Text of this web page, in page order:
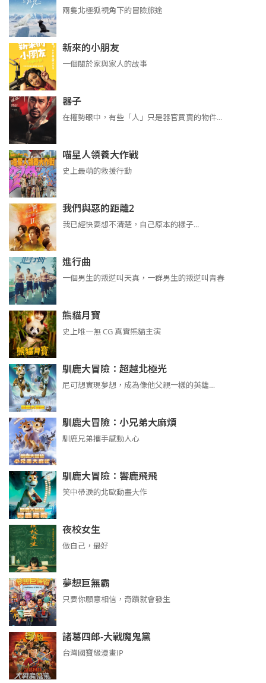
兩隻北極狐視角下的冒險旅途
新來的小朋友
一個關於家與家人的故事
器子
在權勢眼中，有些「人」只是器官買賣的物件...
喵星人領養大作戰
史上最萌的救援行動
我們與惡的距離2
我已經快要想不清楚，自己原本的樣子...
進行曲
​​​一個男生的叛逆叫天真，一群男生的叛逆叫青春
熊貓月寶
史上唯一無 CG 真實熊貓主演
馴鹿大冒險：超越北極光
尼可想實現夢想，成為像他父親一樣的英雄…
馴鹿大冒險：小兄弟大麻煩
馴鹿兄弟攜手感動人心
馴鹿大冒險：響鹿飛飛
笑中帶淚的北歐動畫大作
夜校女生
做自己，最好
夢想巨無霸
只要你願意相信，奇蹟就會發生
諸葛四郎-大戰魔鬼黨
台灣國寶級漫畫IP